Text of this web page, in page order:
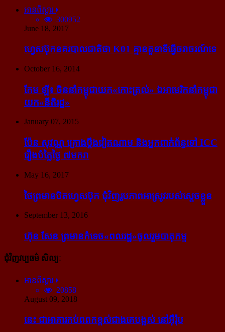
អានពិស្ដារ
300952
June 18, 2017
ហ្វេសប៊ុក​នគរបាល​ជាតិ​ថា K01 គ្មាន​តួនាទី​ធ្វើ​ចរាចរណ៍​ទេ
October 16, 2014
កែម ឡី៖ ចិន​នាំ​កម្ពុជា​យក​«កោះ​ត្រល់» ឯ​អាមេរិក​នាំ​កម្ពុជា​
យក​«នីតិរដ្ឋ»
January 07, 2015
ប៉ែន សុវណ្ណ គ្រោង​ប្តឹង​វៀតណាម និង​អ្នក​ពាក់​ព័ន្ធ​ទៅ ICC
រឿង​បំភ្លៃ​ថ្ងៃ ៧​មករា
May 16, 2017
ថៃ​ព្រមាន​បិត​ហ្វេសប៊ុក ជុំ​វិញ​រូបភាព​អាស្រូវ​របស់​ស្ដេច​ខ្លួន
September 13, 2016
ហ៊ុន សែន ព្រមាន​កំទេច​«ពលរដ្ឋ»​ចូលរួម​បាតុកម្ម
ជុំវិញវប្បធម៌ សិល្បៈ
អានពិស្ដារ
20858
August 09, 2018
នេះ ជា​អាគារ​កប់​ពពក​ខ្ពស់​ជាង​គេ​បង្អស់ នៅ​អ៊ឺរ៉ុប